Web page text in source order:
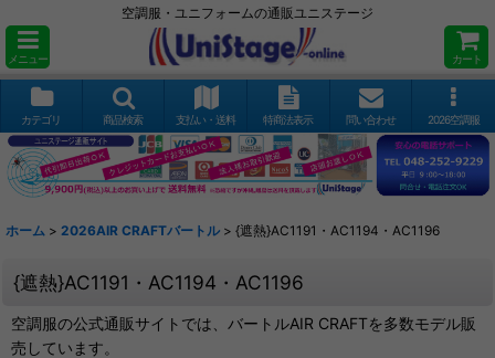
空調服・ユニフォームの通販ユニステージ
メニュー カート
カテゴリ 商品検索 支払い・送料 特商法表示 問い合わせ 2026空調服
ホーム > 2026AIR CRAFTバートル > {遮熱}AC1191・AC1194・AC1196
{遮熱}AC1191・AC1194・AC1196
空調服の公式通販サイトでは、バートルAIR CRAFTを多数モデル販
売しています。